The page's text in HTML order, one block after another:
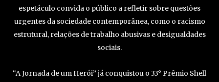
espetáculo convida o público a refletir sobre questões
urgentes da sociedade contemporânea, como o racismo
estrutural, relações de trabalho abusivas e desigualdades
sociais.
“A Jornada de um Herói” já conquistou o 33° Prêmio Shell